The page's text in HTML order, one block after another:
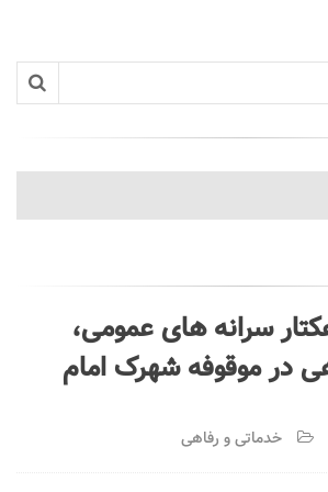
68هکتار سرانه های عمومی،
در موقوفه شهرک امام
خدماتی و رفاهی